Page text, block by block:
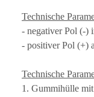
Technische
- negativer Pol (-)
- positiver Pol (+)
Technische
1. Gummihülle